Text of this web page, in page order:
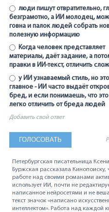
люди пишут отвратительно,
безграмотно, а ИИ молодец,
говна и палок людей собрать
полезную информацию
Когда человек представляет
материалы, даёт задание, а
правки в ИИ-текст, отличить
у ИИ узнаваемый стиль, но
главное - ИИ часто выдаёт
бред, и если понимаешь, что
легко отличить от бреда людей
Добавить свой ответ
Петербургская писательница
Буржская рассказала Кинопоиску,
работе над своими романами
использует ИИ, почти не
написанное нейросетями и не
текст значок «написано
интеллектом». Работа над каждой